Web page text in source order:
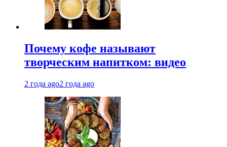
Почему кофе называют
творческим напитком: видео
2 года ago2 года ago